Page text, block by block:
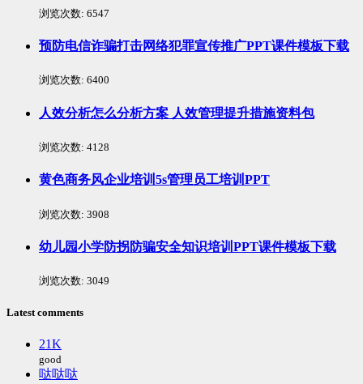
浏览次数: 6547
预防电信诈骗打击网络犯罪宣传推广PPT课件模板下载
浏览次数: 6400
人效分析怎么分析方案 人效管理提升措施资料包
浏览次数: 4128
黄色商务风企业培训5s管理员工培训PPT
浏览次数: 3908
幼儿园小学防拐防骗安全知识培训PPT课件模板下载
浏览次数: 3049
Latest comments
21K
good
哒哒哒